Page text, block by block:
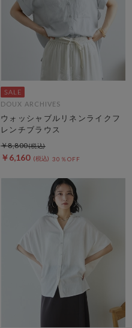
DOUX ARCHIVES
ウォッシャブルリネンライクフ
レンチブラウス
￥6,160 30％OFF
￥8,800